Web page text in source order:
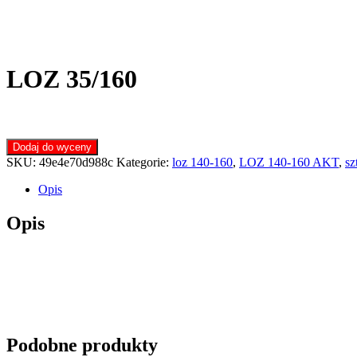
LOZ 35/160
Dodaj do wyceny
SKU: 49e4e70d988c Kategorie: loz 140-160, LOZ 140-160 AKT,
Opis
Opis
Podobne produkty